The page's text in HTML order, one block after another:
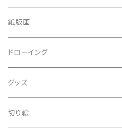
紙版画
ドローイング
グッズ
切り絵